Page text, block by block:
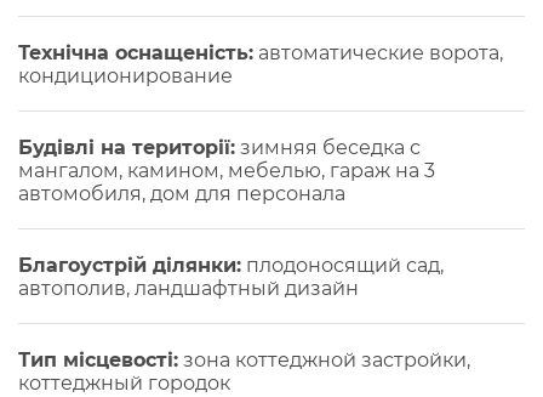
Технічна оснащеність: автоматические ворота,
кондиционирование
Будівлі на території: зимняя беседка с
мангалом, камином, мебелью, гараж на 3
автомобиля, дом для персонала
Благоустрій ділянки: плодоносящий сад,
автополив, ландшафтный дизайн
Тип місцевості: зона коттеджной застройки,
коттеджный городок